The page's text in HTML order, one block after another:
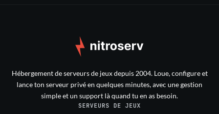
Hébergement de serveurs de jeux depuis 2004. Loue, configure et
lance ton serveur privé en quelques minutes, avec une gestion
simple et un support là quand tu en as besoin.
SERVEURS DE JEUX